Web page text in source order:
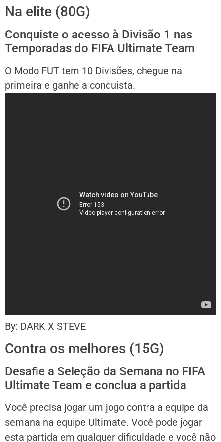
Na elite (80G)
Conquiste o acesso à Divisão 1 nas
Temporadas do FIFA Ultimate Team
O Modo FUT tem 10 Divisões, chegue na
primeira e ganhe a conquista.
By: DARK X STEVE
Contra os melhores (15G)
Desafie a Seleção da Semana no FIFA
Ultimate Team e conclua a partida
Você precisa jogar um jogo contra a equipe da
semana na equipe Ultimate. Você pode jogar
esta partida em qualquer dificuldade e você não